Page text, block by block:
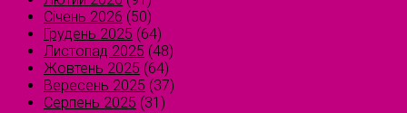
Січень 2026 (50)
Грудень 2025 (64)
Листопад 2025 (48)
Жовтень 2025 (64)
Вересень 2025 (37)
Серпень 2025 (31)